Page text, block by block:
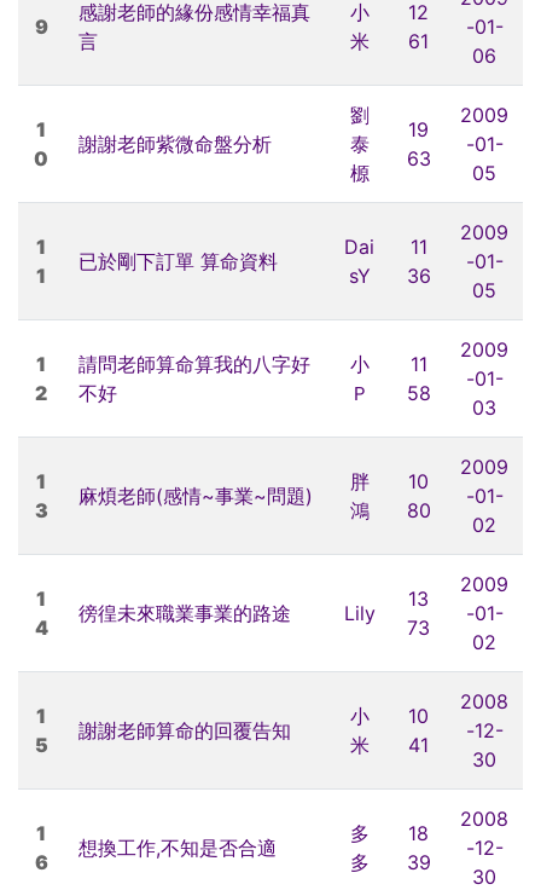
9
感謝老師的緣份感情幸福真
言
小
米
12
61
-01-
06
1
0
謝謝老師紫微命盤分析
劉
泰
榞
19
63
2009
-01-
05
1
1
已於剛下訂單 算命資料
Dai
sY
11
36
2009
-01-
05
1
2
請問老師算命算我的八字好
不好
小
Ｐ
11
58
2009
-01-
03
1
3
麻煩老師(感情~事業~問題)
胖
鴻
10
80
2009
-01-
02
1
4
徬徨未來職業事業的路途 Lily
13
73
2009
-01-
02
1
5
謝謝老師算命的回覆告知
小
米
10
41
2008
-12-
30
1
6
想換工作,不知是否合適
多
多
18
39
2008
-12-
30